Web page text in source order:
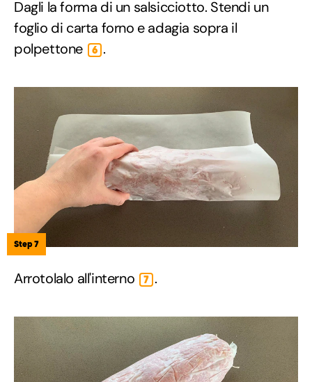
Dagli la forma di un salsicciotto. Stendi un
foglio di carta forno e adagia sopra il
polpettone
6 .
Step 7
Arrotolalo all'interno 7 .